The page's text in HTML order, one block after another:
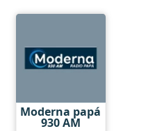
Moderna papá
930 AM